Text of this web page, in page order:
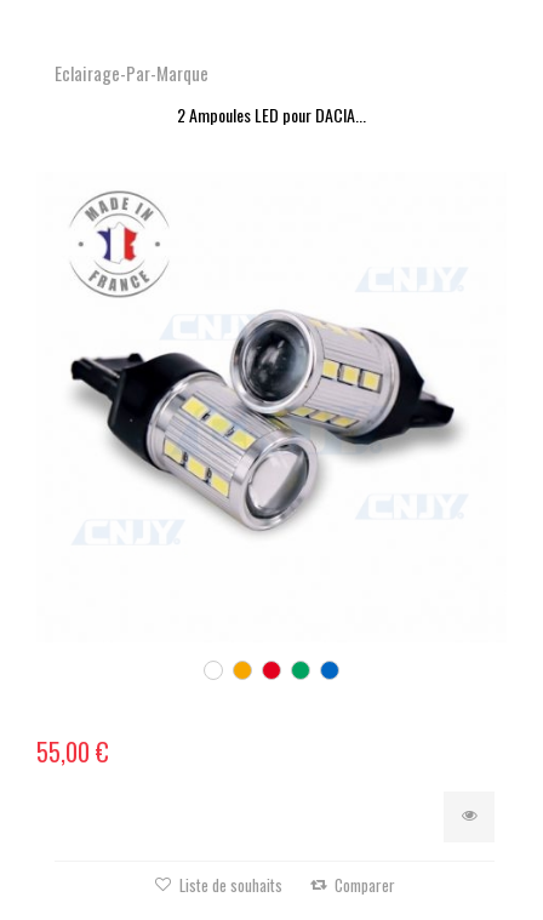
Eclairage-Par-Marque
2 Ampoules LED pour DACIA...
55,00 €
Liste de souhaits Comparer